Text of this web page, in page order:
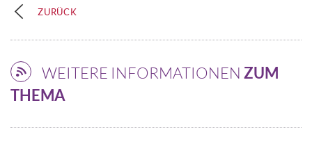
ZURÜCK
WEITERE INFORMATIONEN ZUM
THEMA